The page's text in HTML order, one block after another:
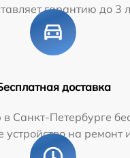
гарантию до 3
доставка
Санкт-Петербурге
устройство на ремонт